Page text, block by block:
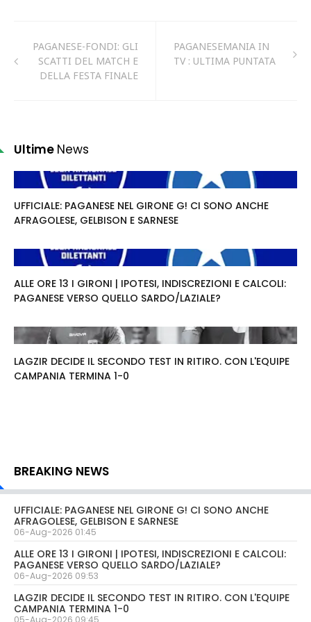
PAGANESE-FONDI: GLI
SCATTI DEL MATCH E
DELLA FESTA FINALE
PAGANESEMANIA IN
TV : ULTIMA PUNTATA
Ultime News
UFFICIALE: PAGANESE NEL GIRONE G! CI SONO ANCHE
AFRAGOLESE, GELBISON E SARNESE
ALLE ORE 13 I GIRONI | IPOTESI, INDISCREZIONI E CALCOLI:
PAGANESE VERSO QUELLO SARDO/LAZIALE?
LAGZIR DECIDE IL SECONDO TEST IN RITIRO. CON L'EQUIPE
CAMPANIA TERMINA 1-0
BREAKING NEWS
UFFICIALE: PAGANESE NEL GIRONE G! CI SONO ANCHE
AFRAGOLESE, GELBISON E SARNESE
06-Aug-2026 01:45
ALLE ORE 13 I GIRONI | IPOTESI, INDISCREZIONI E CALCOLI:
PAGANESE VERSO QUELLO SARDO/LAZIALE?
06-Aug-2026 09:53
LAGZIR DECIDE IL SECONDO TEST IN RITIRO. CON L'EQUIPE
CAMPANIA TERMINA 1-0
05-Aug-2026 09:45